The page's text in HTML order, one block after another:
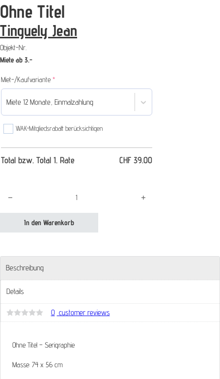
Ohne Titel
Tinguely Jean
Objekt-Nr.
Miete ab 3.-
Miet-/Kaufvariante *(required)
Miete 12 Monate, Einmalzahlung
WAK-Mitgliedsrabatt berücksichtigen
Total bzw. Total 1. Rate CHF 39.00
Ohne Titel Tinguely Jean Menge
In den Warenkorb
Beschreibung
Details
Bewertet
von
0 customer reviews
Ohne Titel – Serigraphie
Masse: 74 x 56 cm